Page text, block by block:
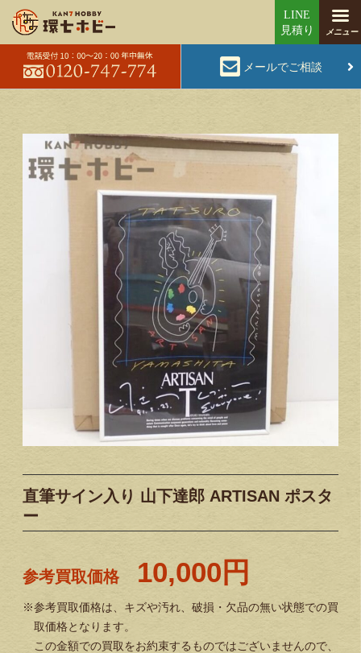
メールでご相談
直筆サイン入り 山下達郎 ARTISAN ポスタ
ー
参考買取価格 10,000円
※参考買取価格は、キズや汚れ、破損・欠品の無い状態での買
取価格となります。
この金額での買取をお約束するものではございませんので、